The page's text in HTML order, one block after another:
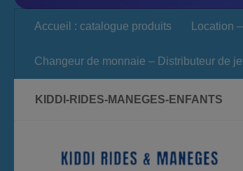
Accueil : catalogue produits Location
Changeur de monnaie – Distributeur de
KIDDI-RIDES-MANEGES-ENFANTS